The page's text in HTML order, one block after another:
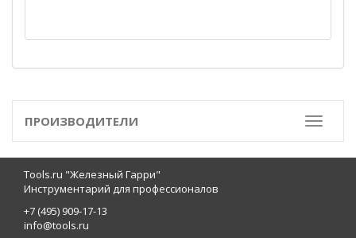
Toggle
ПРОИЗВОДИТЕЛИ
Tools.ru "Железный Гарри"
Инструментарий для профессионалов
+7 (495) 909-17-13
info@tools.ru